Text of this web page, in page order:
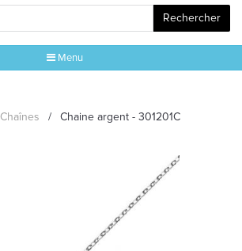
Rechercher
Menu
LES GEORGETTES
Chaînes / Chaine argent - 301201C